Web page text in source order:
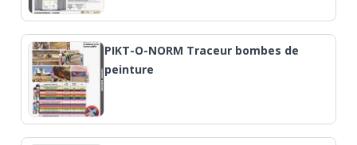
PIKT-O-NORM Traceur bombes de
peinture